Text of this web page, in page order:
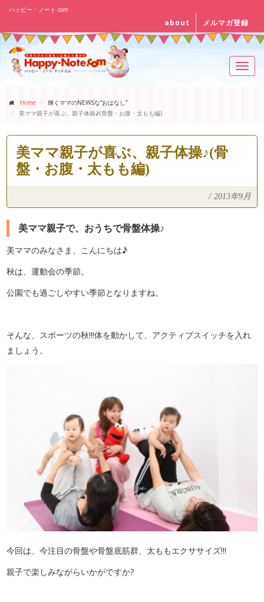
ハッピー・ノート.com
about メルマガ登録
Home
輝くママのNEWSな“おはなし”
美ママ親子が喜ぶ、親子体操♪(骨盤・お腹・太もも編)
美ママ親子が喜ぶ、親子体操♪(骨
盤・お腹・太もも編)
/ 2013年9月
美ママ親子で、おうちで骨盤体操♪
美ママのみなさま、こんにちは♪
秋は、運動会の季節。
公園でも過ごしやすい季節となりますね。
そんな、スポーツの秋!!!体を動かして、アクティブスイッチを入れ
ましょう。
今回は、今注目の骨盤や骨盤底筋群、太ももエクササイズ!!!
親子で楽しみながらいかがですか?